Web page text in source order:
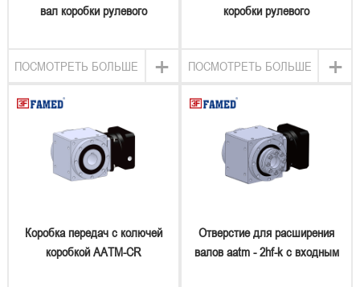
вал коробки рулевого
+
ПОСМОТРЕТЬ БОЛЬШЕ
коробки рулевого
+
ПОСМОТРЕТЬ БОЛЬШЕ
Коробка передач с колючей
коробкой AATM-CR
Отверстие для расширения
валов aatm - 2hf-k с входным